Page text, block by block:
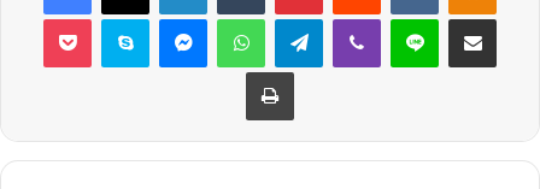
Pocket Skype MessengerWhatsAppTelegramViber Line E-Posta ile
Yazdır